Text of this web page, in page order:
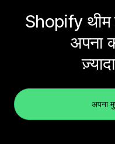
Shopify थीम
अपना
अपना